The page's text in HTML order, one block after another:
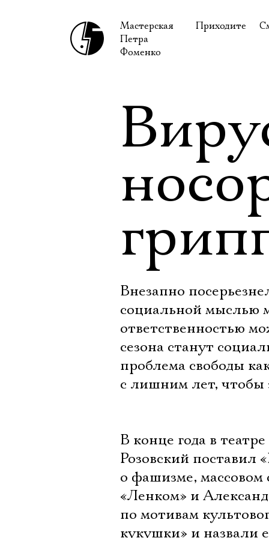
Мастерская
Петра
Фоменко
Приходите
Правила
Как добраться
Внезапно
социальной мыслью
ответственностью
сезона станут
проблема свободы
с лишним лет, чтобы
В конце года в
Розовский поставил
о фашизме, массовом
«Ленком» и
по мотивам
кукушки» и назвали